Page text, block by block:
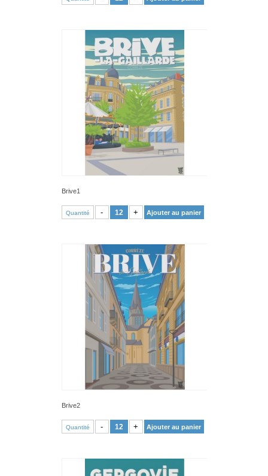
Brive1
Quantité - + Ajouter au panier
Brive2
Quantité - + Ajouter au panier